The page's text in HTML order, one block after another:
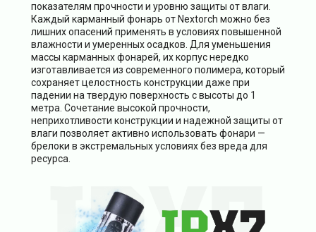
показателям прочности и уровню защиты от влаги.
Каждый карманный фонарь от Nextorch можно без
лишних опасений применять в условиях повышенной
влажности и умеренных осадков. Для уменьшения
массы карманных фонарей, их корпус нередко
изготавливается из современного полимера, который
сохраняет целостность конструкции даже при
падении на твердую поверхность с высоты до 1
метра. Сочетание высокой прочности,
неприхотливости конструкции и надежной защиты от
влаги позволяет активно использовать фонари —
брелоки в экстремальных условиях без вреда для
ресурса.